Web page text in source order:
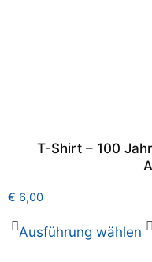
T-Shirt – 100
€ 6,00
Ausführung wählen